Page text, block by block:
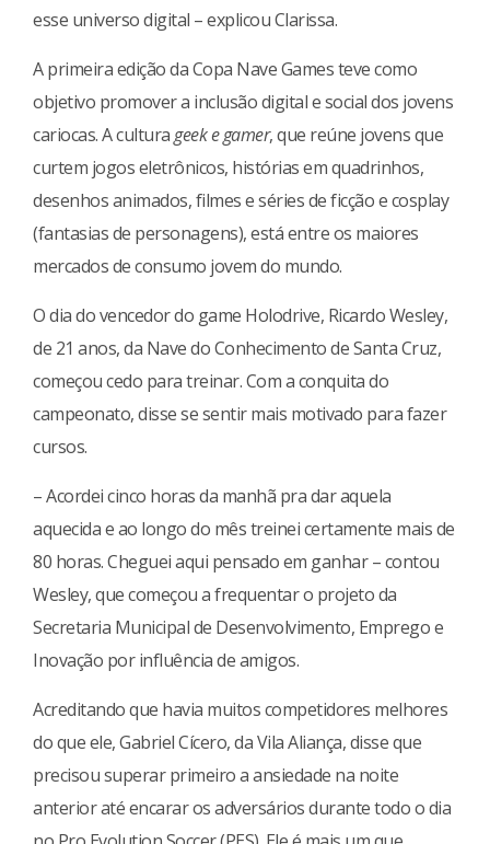
esse universo digital – explicou Clarissa.
A primeira edição da Copa Nave Games teve como
objetivo promover a inclusão digital e social dos jovens
cariocas. A culturageek e gamer, que reúne jovens que
curtem jogos eletrônicos, histórias em quadrinhos,
desenhos animados, filmes e séries de ficção e cosplay
(fantasias de personagens), está entre os maiores
mercados de consumo jovem do mundo.
O dia do vencedor do game Holodrive, Ricardo Wesley,
de 21 anos, da Nave do Conhecimento de Santa Cruz,
começou cedo para treinar. Com a conquita do
campeonato, disse se sentir mais motivado para fazer
cursos.
– Acordei cinco horas da manhã pra dar aquela
aquecida e ao longo do mês treinei certamente mais de
80 horas. Cheguei aqui pensado em ganhar – contou
Wesley, que começou a frequentar o projeto da
Secretaria Municipal de Desenvolvimento, Emprego e
Inovação por influência de amigos.
Acreditando que havia muitos competidores melhores
do que ele, Gabriel Cícero, da Vila Aliança, disse que
precisou superar primeiro a ansiedade na noite
anterior até encarar os adversários durante todo o dia